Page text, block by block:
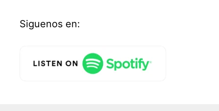
Siguenos en: